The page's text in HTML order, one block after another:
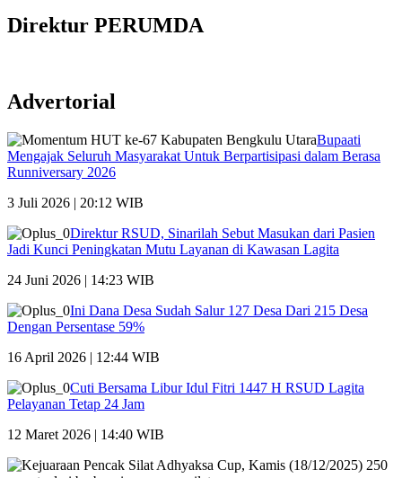
Direktur PERUMDA
Advertorial
Bupaati
Mengajak Seluruh Masyarakat Untuk Berpartisipasi dalam Berasa
Runniversary 2026
3 Juli 2026 | 20:12 WIB
Direktur RSUD, Sinarilah Sebut Masukan dari Pasien
Jadi Kunci Peningkatan Mutu Layanan di Kawasan Lagita
24 Juni 2026 | 14:23 WIB
Ini Dana Desa Sudah Salur 127 Desa Dari 215 Desa
Dengan Persentase 59%
16 April 2026 | 12:44 WIB
Cuti Bersama Libur Idul Fitri 1447 H RSUD Lagita
Pelayanan Tetap 24 Jam
12 Maret 2026 | 14:40 WIB